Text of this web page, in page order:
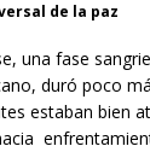
de la paz
una fase
duró poco
estaban bien